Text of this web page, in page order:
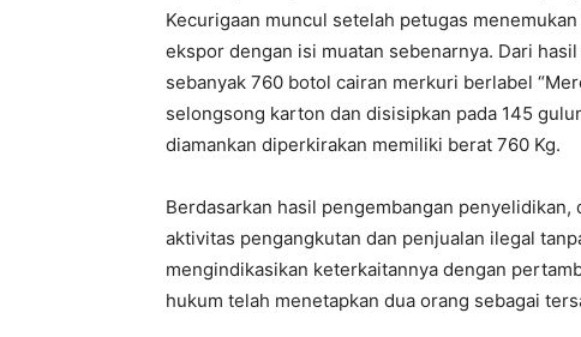
Kecurigaan muncul setelah petugas
ekspor dengan isi muatan sebenarnya. Dari
sebanyak 760 botol cairan merkuri berlabel
selongsong karton dan disisipkan pada 145
diamankan diperkirakan memiliki berat 760 Kg.
Berdasarkan hasil pengembangan
aktivitas pengangkutan dan penjualan ilegal
mengindikasikan keterkaitannya dengan
hukum telah menetapkan dua orang sebagai